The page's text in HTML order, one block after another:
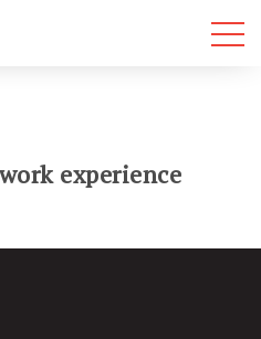
experience